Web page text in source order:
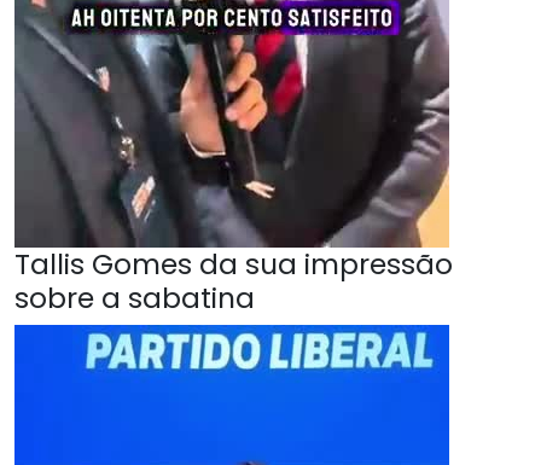
Tallis Gomes da sua impressão
sobre a sabatina